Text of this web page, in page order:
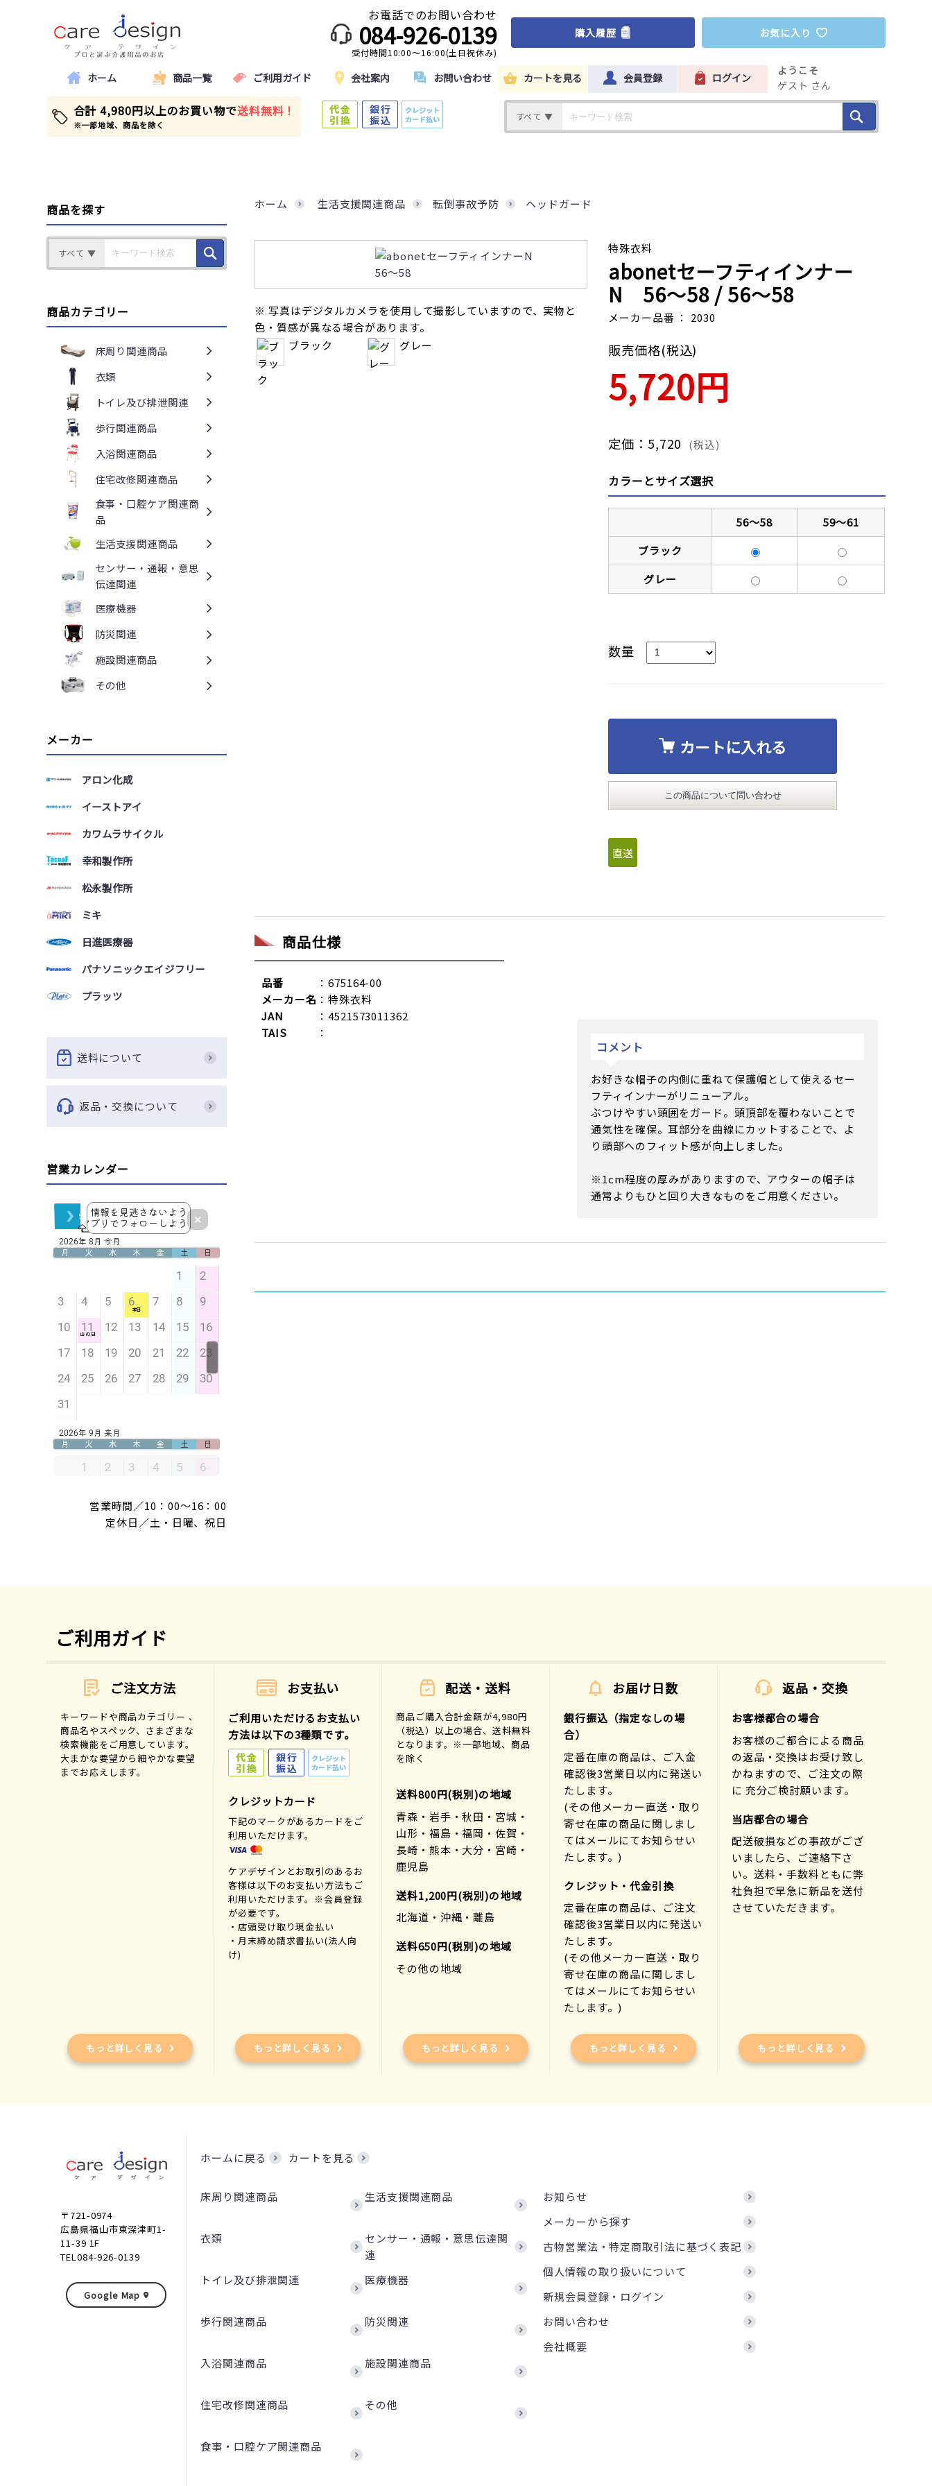
お電話でのお問い合わせ
084-926-0139
受付時間10:00～16:00(土日祝休み)
購入履歴 お気に入り
ホーム 商品一覧 ご利用ガイド 会社案内 お問い合わせ カートを見る 会員登録 ログイン
ようこそ
ゲスト さん
合計 4,980円以上のお買い物で送料無料！
※一部地域、商品を除く
すべて ▼
ホーム 生活支援関連商品 転倒事故予防 ヘッドガード
※ 写真はデジタルカメラを使用して撮影していますので、実物と
色・質感が異なる場合があります。
ブラック
グレー
特殊衣料
abonetセーフティインナー
N 56〜58 / 56～58
メーカー品番 ： 2030
販売価格(税込)
5,720円
定価：5,720 (税込)
カラーとサイズ選択
56～58
59～61
ブラック
グレー
数量
カートに入れる
この商品について問い合わせ
商品仕様
品番
：675164-00
メーカー名 ：特殊衣料
JAN
：4521573011362
TAIS
：
コメント
お好きな帽子の内側に重ねて保護帽として使えるセー
フティインナーがリニューアル。
ぶつけやすい頭囲をガード。頭頂部を覆わないことで
通気性を確保。耳部分を曲線にカットすることで、よ
り頭部へのフィット感が向上しました。
※1cm程度の厚みがありますので、アウターの帽子は
通常よりもひと回り大きなものをご用意ください。
商品を探す
すべて ▼
商品カテゴリー
床周り関連商品
衣類
トイレ及び排泄関連
歩行関連商品
入浴関連商品
住宅改修関連商品
食事・口腔ケア関連商
品
生活支援関連商品
センサー・通報・意思
伝達関連
医療機器
防災関連
施設関連商品
その他
メーカー
アロン化成
イーストアイ
カワムラサイクル
幸和製作所
松永製作所
ミキ
日進医療器
パナソニックエイジフリー
プラッツ
送料について
返品・交換について
営業カレンダー
営業時間／10：00～16：00
定休日／土・日曜、祝日
ご利用ガイド
ご注文方法
キーワードや商品カテゴリー 、
商品名やスペック、さまざまな
検索機能をご用意しています。
大まかな要望から細やかな要望
までお応えします。
もっと詳しく見る
お支払い
ご利用いただけるお支払い
方法は以下の3種類です。
クレジットカード
下記のマークがあるカードをご
利用いただけます。
ケアデザインとお取引のあるお
客様は以下のお支払い方法もご
利用いただけます。※会員登録
が必要です。
・店頭受け取り現金払い
・月末締め請求書払い(法人向
け)
もっと詳しく見る
配送・送料
商品ご購入合計金額が4,980円
（税込）以上の場合、送料無料
となります。※一部地域、商品
を除く
送料800円(税別)の地域
青森・岩手・秋田・宮城・
山形・福島・福岡・佐賀・
長崎・熊本・大分・宮崎・
鹿児島
送料1,200円(税別)の地域
北海道・沖縄・離島
送料650円(税別)の地域
その他の地域
もっと詳しく見る
お届け日数
銀行振込（指定なしの場
合）
定番在庫の商品は、ご入金
確認後3営業日以内に発送い
たします。
(その他メーカー直送・取り
寄せ在庫の商品に関しまし
てはメールにてお知らせい
たします。)
クレジット・代金引換
定番在庫の商品は、ご注文
確認後3営業日以内に発送い
たします。
(その他メーカー直送・取り
寄せ在庫の商品に関しまし
てはメールにてお知らせい
たします。)
もっと詳しく見る
返品・交換
お客様都合の場合
お客様のご都合による商品
の返品・交換はお受け致し
かねますので、ご注文の際
に 充分ご検討願います。
当店都合の場合
配送破損などの事故がござ
いましたら、ご連絡下さ
い。送料・手数料ともに弊
社負担で早急に新品を送付
させていただきます。
もっと詳しく見る
〒721-0974
広島県福山市東深津町1-
11-39 1F
TEL084-926-0139
Google Map
ホームに戻る カートを見る
床周り関連商品
衣類
トイレ及び排泄関連
歩行関連商品
入浴関連商品
住宅改修関連商品
食事・口腔ケア関連商品
生活支援関連商品
センサー・通報・意思伝達関
連
医療機器
防災関連
施設関連商品
その他
お知らせ
メーカーから探す
古物営業法・特定商取引法に基づく表記
個人情報の取り扱いについて
新規会員登録・ログイン
お問い合わせ
会社概要